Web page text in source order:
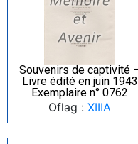
Souvenirs de captivité
Livre édité en juin 1943
Exemplaire n° 0762
Oflag : XIIIA